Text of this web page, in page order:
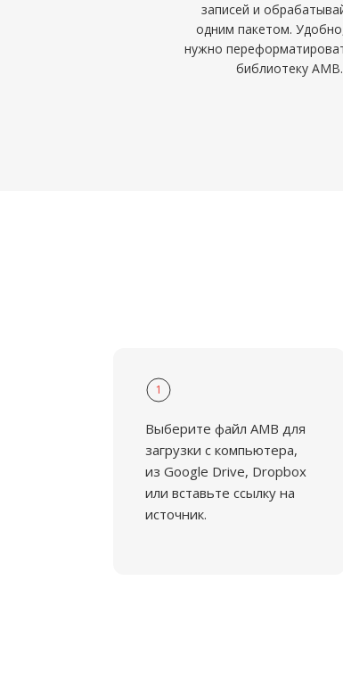
записей и
одним пакетом.
нужно
библиотеку AMB.
1
Выберите файл AMB для
загрузки с компьютера,
из Google Drive, Dropbox
или вставьте ссылку на
источник.